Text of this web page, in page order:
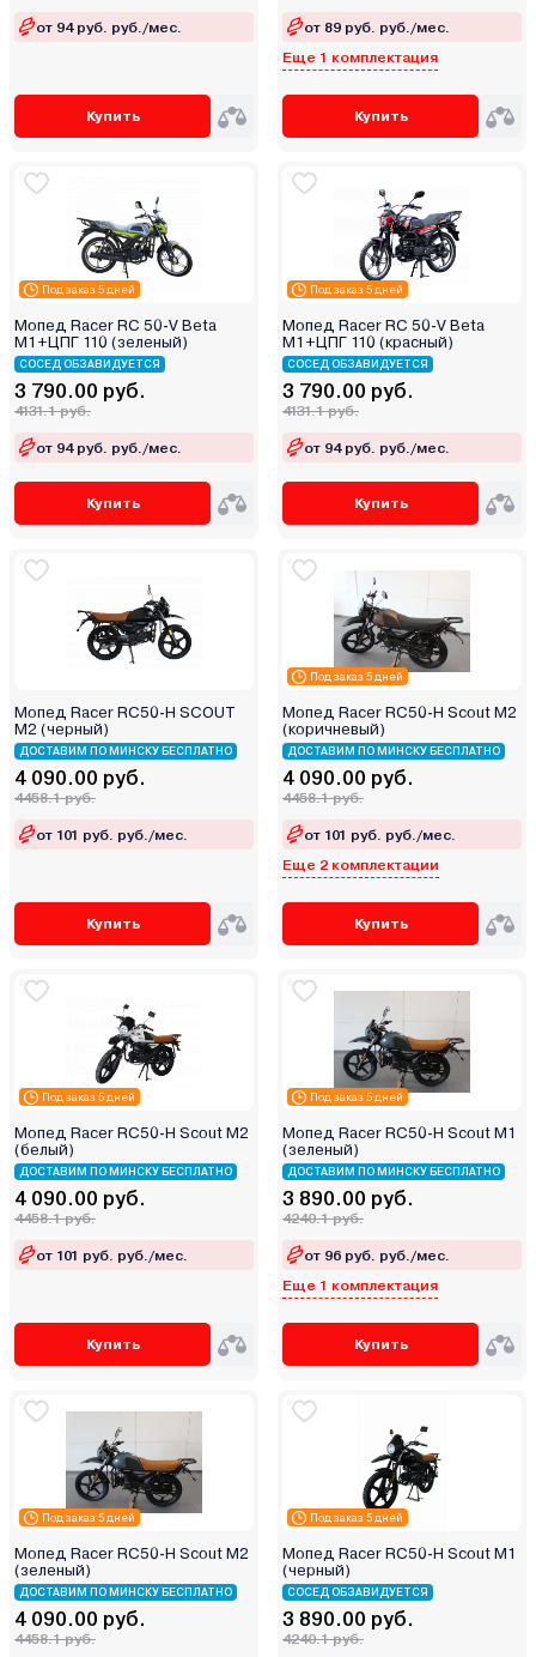
от 94 руб. руб./мес.
Купить
от 89 руб. руб./мес.
Еще 1 комплектация
Купить
Под заказ 5 дней
Мопед Racer RC 50-V Beta
M1+ЦПГ 110 (зеленый)
СОСЕД ОБЗАВИДУЕТСЯ
3 790.00 руб.
4131.1 руб.
от 94 руб. руб./мес.
Купить
Под заказ 5 дней
Мопед Racer RC 50-V Beta
M1+ЦПГ 110 (красный)
СОСЕД ОБЗАВИДУЕТСЯ
3 790.00 руб.
4131.1 руб.
от 94 руб. руб./мес.
Купить
Мопед Racer RC50-H SCOUT
М2 (черный)
ДОСТАВИМ ПО МИНСКУ БЕСПЛАТНО
4 090.00 руб.
4458.1 руб.
от 101 руб. руб./мес.
Купить
Под заказ 5 дней
Мопед Racer RC50-H Scout M2
(коричневый)
ДОСТАВИМ ПО МИНСКУ БЕСПЛАТНО
4 090.00 руб.
4458.1 руб.
от 101 руб. руб./мес.
Еще 2 комплектации
Купить
Под заказ 5 дней
Мопед Racer RC50-H Scout M2
(белый)
ДОСТАВИМ ПО МИНСКУ БЕСПЛАТНО
4 090.00 руб.
4458.1 руб.
от 101 руб. руб./мес.
Купить
Под заказ 5 дней
Мопед Racer RC50-H Scout M1
(зеленый)
ДОСТАВИМ ПО МИНСКУ БЕСПЛАТНО
3 890.00 руб.
4240.1 руб.
от 96 руб. руб./мес.
Еще 1 комплектация
Купить
Под заказ 5 дней
Мопед Racer RC50-H Scout M2
(зеленый)
ДОСТАВИМ ПО МИНСКУ БЕСПЛАТНО
4 090.00 руб.
4458.1 руб.
Под заказ 5 дней
Мопед Racer RC50-H Scout M1
(черный)
СОСЕД ОБЗАВИДУЕТСЯ
3 890.00 руб.
4240.1 руб.